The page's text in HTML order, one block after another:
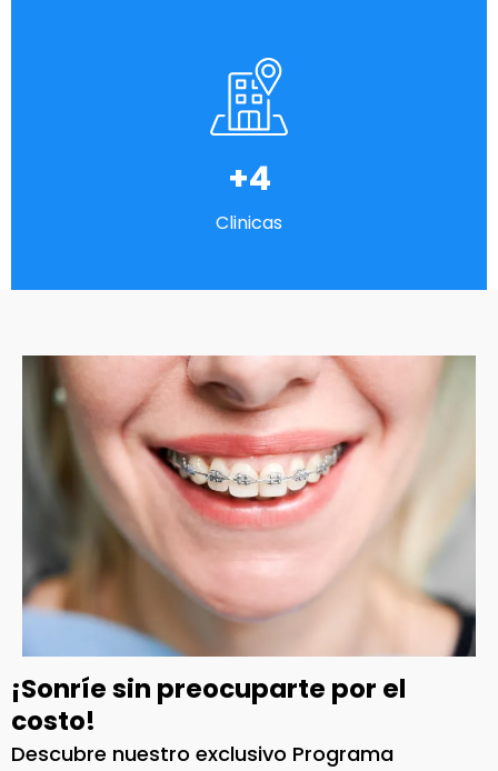
+4
Clinicas
¡Sonríe sin preocuparte por el
costo!
Descubre nuestro exclusivo Programa